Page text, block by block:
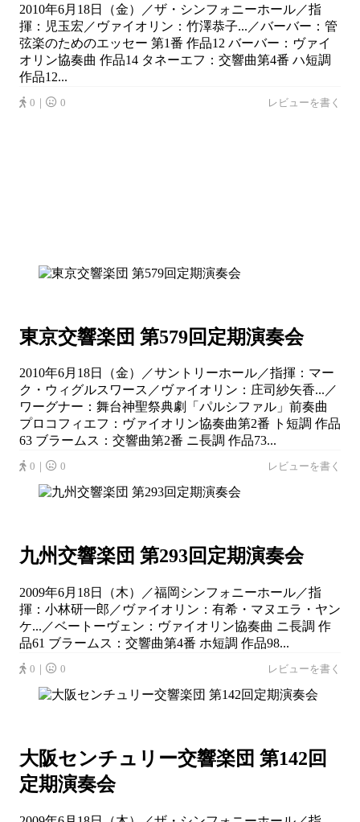
2010年6月18日（金）／ザ・シンフォニーホール／指
揮：児玉宏／ヴァイオリン：竹澤恭子...／バーバー：管
弦楽のためのエッセー 第1番 作品12 バーバー：ヴァイ
オリン協奏曲 作品14 タネーエフ：交響曲第4番 ハ短調
作品12...
0｜ 0 レビューを書く
東京交響楽団 第579回定期演奏会
2010年6月18日（金）／サントリーホール／指揮：マー
ク・ウィグルスワース／ヴァイオリン：庄司紗矢香...／
ワーグナー：舞台神聖祭典劇「パルシファル」前奏曲
プロコフィエフ：ヴァイオリン協奏曲第2番 ト短調 作品
63 ブラームス：交響曲第2番 ニ長調 作品73...
0｜ 0 レビューを書く
九州交響楽団 第293回定期演奏会
2009年6月18日（木）／福岡シンフォニーホール／指
揮：小林研一郎／ヴァイオリン：有希・マヌエラ・ヤン
ケ...／ベートーヴェン：ヴァイオリン協奏曲 ニ長調 作
品61 ブラームス：交響曲第4番 ホ短調 作品98...
0｜ 0 レビューを書く
大阪センチュリー交響楽団 第142回
定期演奏会